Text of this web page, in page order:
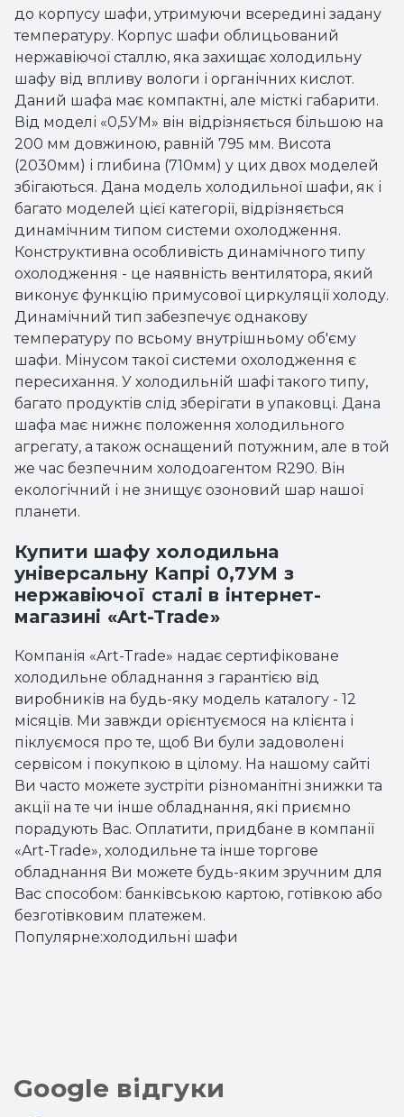
до корпусу шафи, утримуючи всередині задану
температуру. Корпус шафи облицьований
нержавіючої сталлю, яка захищає холодильну
шафу від впливу вологи і органічних кислот.
Даний шафа має компактні, але місткі габарити.
Від моделі «0,5УМ» він відрізняється більшою на
200 мм довжиною, равній 795 мм. Висота
(2030мм) і глибина (710мм) у цих двох моделей
збігаються. Дана модель холодильної шафи, як і
багато моделей цієї категорії, відрізняється
динамічним типом системи охолодження.
Конструктивна особливість динамічного типу
охолодження - це наявність вентилятора, який
виконує функцію примусової циркуляції холоду.
Динамічний тип забезпечує однакову
температуру по всьому внутрішньому об'єму
шафи. Мінусом такої системи охолодження є
пересихання. У холодильній шафі такого типу,
багато продуктів слід зберігати в упаковці. Дана
шафа має нижнє положення холодильного
агрегату, а також оснащений потужним, але в той
же час безпечним холодоагентом R290. Він
екологічний і не знищує озоновий шар нашої
планети.
Купити шафу холодильна
універсальну Капрі 0,7УМ з
нержавіючої сталі в інтернет-
магазині «Art-Trade»
Компанія «Art-Trade» надає сертифіковане
холодильне обладнання з гарантією від
виробників на будь-яку модель каталогу - 12
місяців. Ми завжди орієнтуємося на клієнта і
піклуємося про те, щоб Ви були задоволені
сервісом і покупкою в цілому. На нашому сайті
Ви часто можете зустріти різноманітні знижки та
акції на те чи інше обладнання, які приємно
порадують Вас. Оплатити, придбане в компанії
«Art-Trade», холодильне та інше торгове
обладнання Ви можете будь-яким зручним для
Вас способом: банківською картою, готівкою або
безготівковим платежем.
Популярне:холодильні шафи
Google відгуки